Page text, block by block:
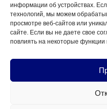
информации об устройствах.
технологий, мы можем
просмотре веб-сайтов или
сайте. Если вы не даете свое
повлиять на некоторые функции
Расположение
Rheinallee 8, 55118